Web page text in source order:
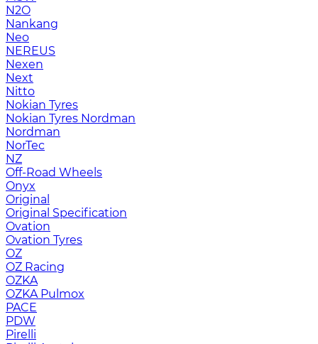
N2O
Nankang
Neo
NEREUS
Nexen
Next
Nitto
Nokian Tyres
Nokian Tyres Nordman
Nordman
NorTec
NZ
Off-Road Wheels
Onyx
Original
Original Specification
Ovation
Ovation Tyres
OZ
OZ Racing
OZKA
OZKA Pulmox
PACE
PDW
Pirelli